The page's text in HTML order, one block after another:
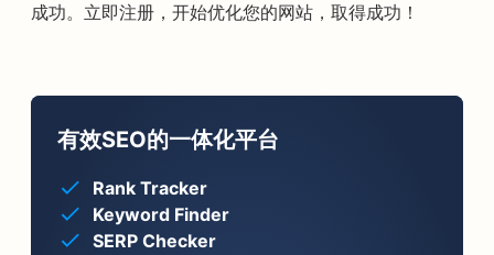
成功。立即注册，开始优化您的网站，取得成功！
有效SEO的一体化平台
Rank Tracker
Keyword Finder
SERP Checker